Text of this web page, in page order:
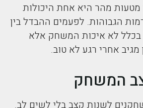
מהר היא אחת היכולות
הגבוהות. לפעמים ההבדל בין
בכלל לא איכות המשחק אלא
אחרי רגע לא טוב.
המשחק
לשנות קצב בלי לשים לב.